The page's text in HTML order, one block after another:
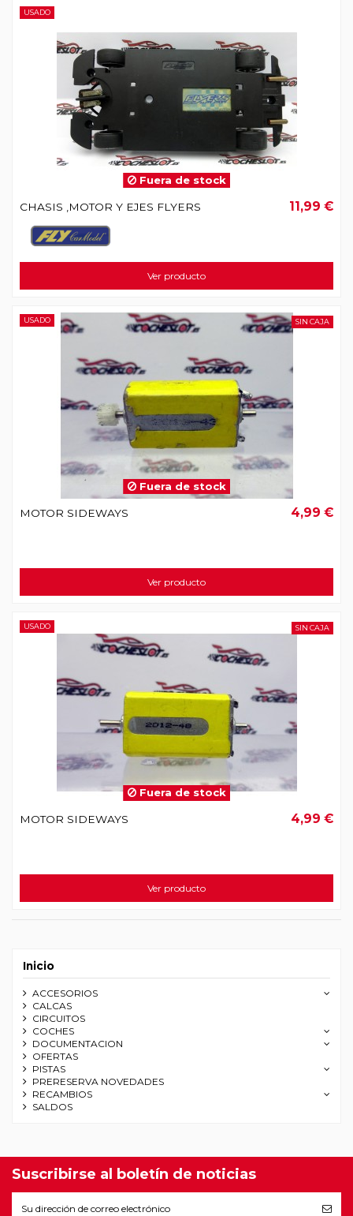
USADO
Fuera de stock
CHASIS ,MOTOR Y EJES FLYERS 11,99 €
Ver producto
USADO SIN CAJA
Fuera de stock
MOTOR SIDEWAYS 4,99 €
Ver producto
USADO SIN CAJA
Fuera de stock
MOTOR SIDEWAYS 4,99 €
Ver producto
Inicio
ACCESORIOS
CALCAS
CIRCUITOS
COCHES
DOCUMENTACION
OFERTAS
PISTAS
PRERESERVA NOVEDADES
RECAMBIOS
SALDOS
Suscribirse al boletín de noticias